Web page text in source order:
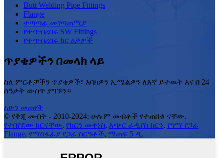
Butt Welding Pipe Fittings
Flange
ተጣጣፊ መገጣጠሚያ
የተጭበረበሩ SW Fittings
የተጭበረበሩ ክር ዕቃዎች
ጥያቄዎችን በመላክ ላይ
ስለ ምርቶቻችን ጥያቄዎች፣ እባክዎን ኢሜልዎን ለእኛ ይተዉት እና በ 24
ሰዓታት ውስጥ ያግኙን።
አሁን መጠየቅ
© የቅጂ መብት - 2010-2024: ሁሉም መብቶች የተጠበቁ ናቸው.
የተበየደው ክርናቸው, የክርን መቀነስ, አጭር ራዲየስ ክርን, የጎማ የጋራ
Flange, የማስፋፊያ የጋራ ስርዓቶች, ማጠፍ 5 ዲ,